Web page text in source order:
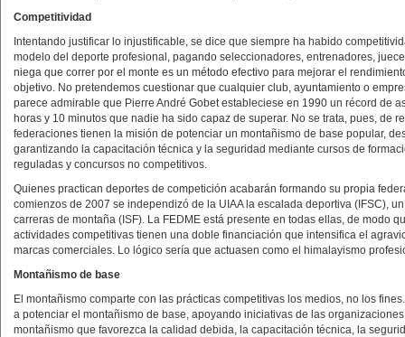
Competitividad
Intentando justificar lo injustificable, se dice que siempre ha habido
modelo del deporte profesional, pagando seleccionadores, entrenadores,
niega que correr por el monte es un método efectivo para mejorar el
objetivo. No pretendemos cuestionar que cualquier club, ayuntamiento o
parece admirable que Pierre André Gobet estableciese en 1990 un récord de
horas y 10 minutos que nadie ha sido capaz de superar. No se trata, pues, de
federaciones tienen la misión de potenciar un montañismo de base popular,
garantizando la capacitación técnica y la seguridad mediante cursos de
reguladas y concursos no competitivos.
Quienes practican deportes de competición acabarán formando su propia
comienzos de 2007 se independizó de la UIAA la escalada deportiva (IFSC),
carreras de montaña (ISF). La FEDME está presente en todas ellas, de modo
actividades competitivas tienen una doble financiación que intensifica el
marcas comerciales. Lo lógico sería que actuasen como el himalayismo
Montañismo de base
El montañismo comparte con las prácticas competitivas los medios, no los
a potenciar el montañismo de base, apoyando iniciativas de las
montañismo que favorezca la calidad debida, la capacitación técnica, la